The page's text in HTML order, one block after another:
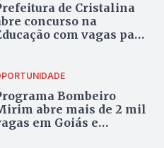
de Cristalina
concurso na
com vagas para
Bombeiro
abre mais de 2 mil
em Goiás e